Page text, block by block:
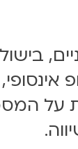
על